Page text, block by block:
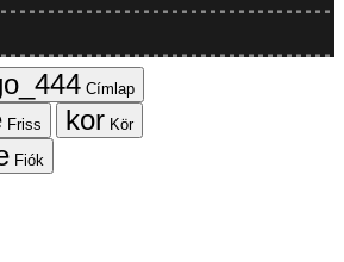
Címlap
Friss
Kör
Fiók